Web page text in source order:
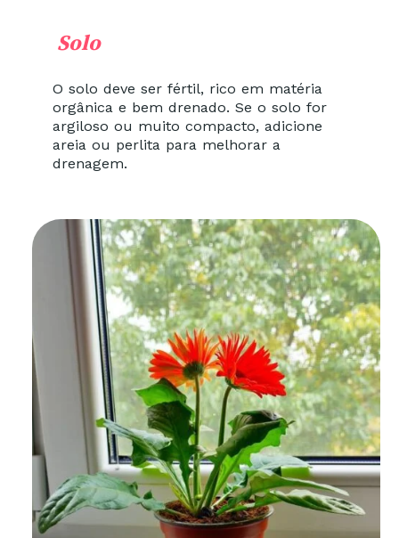
O solo deve ser fértil, rico em matéria
orgânica e bem drenado. Se o solo for
argiloso ou muito compacto, adicione
areia ou perlita para melhorar a
drenagem.
Solo